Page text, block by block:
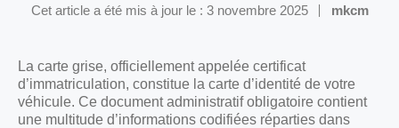
Cet article a été mis à jour le : 3 novembre 2025 mkcm
La carte grise, officiellement appelée certificat
d’immatriculation, constitue la carte d’identité de votre
véhicule. Ce document administratif obligatoire contient
une multitude d’informations codifiées réparties dans